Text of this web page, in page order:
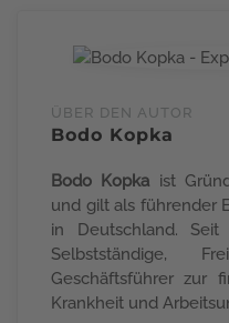
ÜBER DEN AUTOR
Bodo Kopka
Bodo Kopka ist
und gilt als führender
in Deutschland. Seit
Selbstständige,
Geschäftsführer zur
Krankheit und